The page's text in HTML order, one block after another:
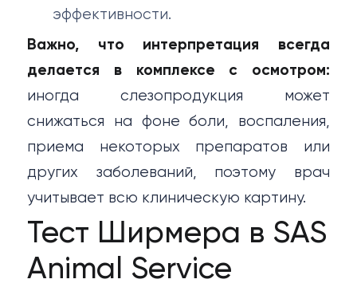
эффективности.
Важно, что интерпретация всегда
делается в комплексе с осмотром:
иногда слезопродукция может
снижаться на фоне боли, воспаления,
приема некоторых препаратов или
других заболеваний, поэтому врач
учитывает всю клиническую картину.
Тест Ширмера в SAS
Animal Service